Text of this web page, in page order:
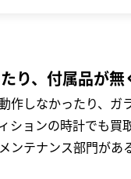
り、付属品が無
作しなかったり、ガ
ションの時計でも買
ンテナンス部門が